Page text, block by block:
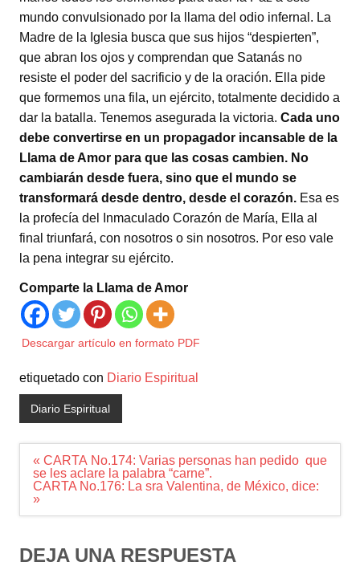
mundo convulsionado por la llama del odio infernal. La
Madre de la Iglesia busca que sus hijos “despierten”,
que abran los ojos y comprendan que Satanás no
resiste el poder del sacrificio y de la oración. Ella pide
que formemos una fila, un ejército, totalmente decidido a
dar la batalla. Tenemos asegurada la victoria. Cada uno
debe convertirse en un propagador incansable de la
Llama de Amor para que las cosas cambien. No
cambiarán desde fuera, sino que el mundo se
transformará desde dentro, desde el corazón. Esa es
la profecía del Inmaculado Corazón de María, Ella al
final triunfará, con nosotros o sin nosotros. Por eso vale
la pena integrar su ejército.
Comparte la Llama de Amor
Descargar artículo en formato PDF
etiquetado con Diario Espiritual
Diario Espiritual
Navegación
de
entradas
« CARTA No.174: Varias personas han pedido que
se les aclare la palabra “carne”.
CARTA No.176: La sra Valentina, de México, dice:
»
DEJA UNA RESPUESTA